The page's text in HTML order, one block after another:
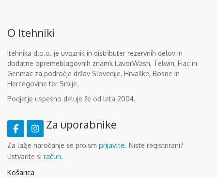
O Itehniki
Itehnika d.o.o. je uvoznik in distributer rezervnih delov in
dodatne opremeblagovnih znamk LavorWash, Telwin, Fiac in
Genmac za področje držav Slovenije, Hrvaške, Bosne in
Hercegovine ter Srbije.
Podjetje uspešno deluje že od leta 2004.
Za uporabnike
Za lažje naročanje se proism prijavite. Niste registrirani?
Ustvarite si račun.
Košarica